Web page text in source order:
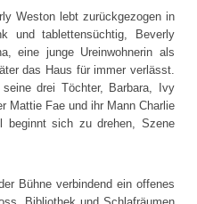
Weston lebt zurückgezogen in
und tablettensüchtig, Beverly
eine junge Ureinwohnerin als
das Haus für immer verlässt.
drei Töchter, Barbara, Ivy
Mattie Fae und ihr Mann Charlie
beginnt sich zu drehen, Szene
Bühne verbindend ein offenes